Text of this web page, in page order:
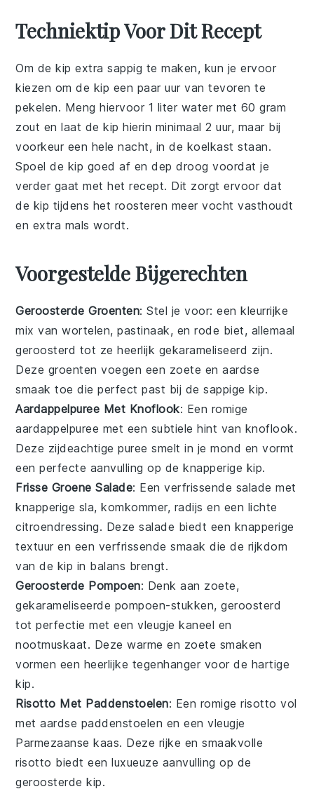
Techniektip Voor Dit Recept
Om dekip extra sappig te maken, kun je ervoor
kiezen om de kip een paar uur van tevoren te
pekelen. Meng hiervoor 1 liter water met 60 gram
zout en laat dekip hierin minimaal 2 uur, maar bij
voorkeur een hele nacht, in de koelkast staan.
Spoel de kip goed af en dep droog voordat je
verder gaat met het recept. Dit zorgt ervoor dat
de kip tijdens het roosteren meer vocht vasthoudt
en extra mals wordt.
Voorgestelde Bijgerechten
Geroosterde Groenten: Stel je voor: een kleurrijke
mix vanwortelen,pastinaak, enrode biet, allemaal
geroosterd tot ze heerlijk gekarameliseerd zijn.
Deze groenten voegen een zoete en aardse
smaak toe die perfect past bij de sappigekip.
Aardappelpuree Met Knoflook: Een romige
aardappelpuree met een subtiele hint van knoflook.
Deze zijdeachtige puree smelt in je mond en vormt
een perfecte aanvulling op de knapperige kip.
Frisse Groene Salade: Een verfrissende salade met
knapperige sla,komkommer, radijs en een lichte
citroendressing. Deze salade biedt een knapperige
textuur en een verfrissende smaak die de rijkdom
van de kip in balans brengt.
Geroosterde Pompoen: Denk aan zoete,
gekarameliseerde pompoen-stukken, geroosterd
tot perfectie met een vleugjekaneel en
nootmuskaat. Deze warme en zoete smaken
vormen een heerlijke tegenhanger voor de hartige
kip.
Risotto Met Paddenstoelen: Een romigerisotto vol
met aardse paddenstoelen en een vleugje
Parmezaanse kaas. Deze rijke en smaakvolle
risotto biedt een luxueuze aanvulling op de
geroosterdekip.